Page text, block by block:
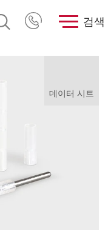
검색
데이터 시트